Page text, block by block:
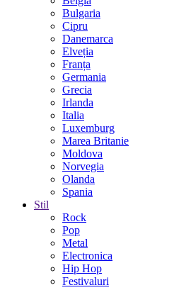
Bulgaria
Cipru
Danemarca
Elveția
Franța
Germania
Grecia
Irlanda
Italia
Luxemburg
Marea Britanie
Moldova
Norvegia
Olanda
Spania
Stil
Rock
Pop
Metal
Electronica
Hip Hop
Festivaluri